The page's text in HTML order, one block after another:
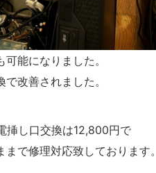
可能になりました。
改善されました。
挿し口交換は12,800円で
まで修理対応致しております。